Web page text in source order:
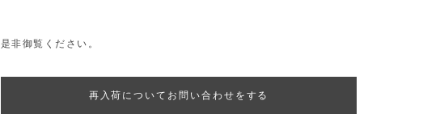
是非御覧ください。
再入荷についてお問い合わせをする